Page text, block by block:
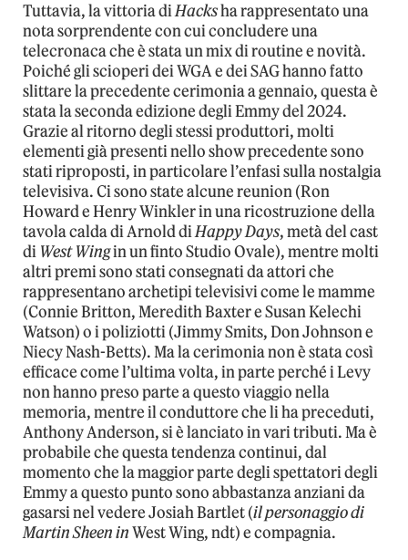
Tuttavia, la vittoria diHacksha rappresentato una
nota sorprendente con cui concludere una
telecronaca che è stata un mix di routine e novità.
Poiché gli scioperi dei WGA e dei SAG hanno fatto
slittare la precedente cerimonia a gennaio, questa è
stata la seconda edizione degli Emmy del 2024.
Grazie al ritorno degli stessi produttori, molti
elementi già presenti nello show precedente sono
stati riproposti, in particolare l’enfasi sulla nostalgia
televisiva. Ci sono state alcune reunion (Ron
Howard e Henry Winkler in una ricostruzione della
tavola calda di Arnold diHappy Days, metà del cast
di West Wingin un finto Studio Ovale), mentre molti
altri premi sono stati consegnati da attori che
rappresentano archetipi televisivi come le mamme
(Connie Britton, Meredith Baxter e Susan Kelechi
Watson) o i poliziotti (Jimmy Smits, Don Johnson e
Niecy Nash-Betts). Ma la cerimonia non è stata così
efficace come l’ultima volta, in parte perché i Levy
non hanno preso parte a questo viaggio nella
memoria, mentre il conduttore che li ha preceduti,
Anthony Anderson, si è lanciato in vari tributi. Ma è
probabile che questa tendenza continui, dal
momento che la maggior parte degli spettatori degli
Emmy a questo punto sono abbastanza anziani da
gasarsi nel vedere Josiah Bartlet (il personaggio di
Martin Sheen inWest Wing, ndt) e compagnia.